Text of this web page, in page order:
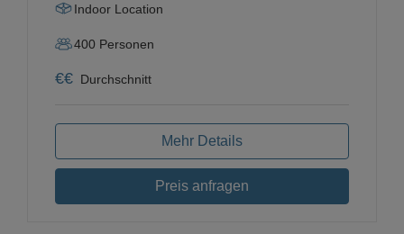
Indoor Location
400 Personen
€€ Durchschnitt
Mehr Details
Preis anfragen